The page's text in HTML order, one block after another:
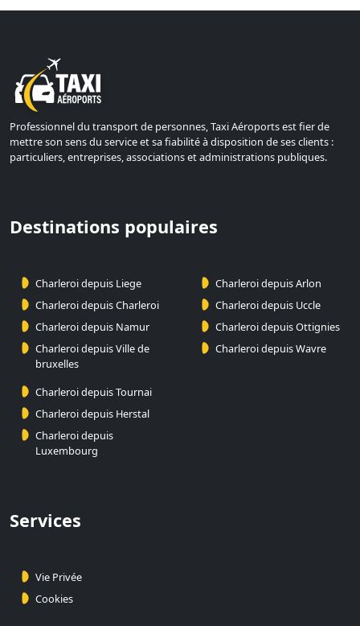
Professionnel du transport de personnes, Taxi Aéroports est fier de
mettre son sens du service et sa fiabilité à disposition de ses clients :
particuliers, entreprises, associations et administrations publiques.
Destinations populaires
Charleroi depuis Liege
Charleroi depuis Charleroi
Charleroi depuis Namur
Charleroi depuis Ville de
bruxelles
Charleroi depuis Arlon
Charleroi depuis Uccle
Charleroi depuis Ottignies
Charleroi depuis Wavre
Charleroi depuis Tournai
Charleroi depuis Herstal
Charleroi depuis
Luxembourg
Services
Vie Privée
Cookies